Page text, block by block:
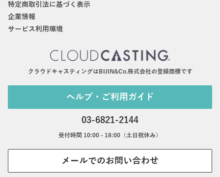
特定商取引法に基づく表示
企業情報
サービス利用環境
クラウドキャスティングはBIJIN&Co.株式会社の登録商標です
ヘルプ・ご利用ガイド
03-6821-2144
受付時間 10:00 - 18:00（土日祝休み）
メールでのお問い合わせ